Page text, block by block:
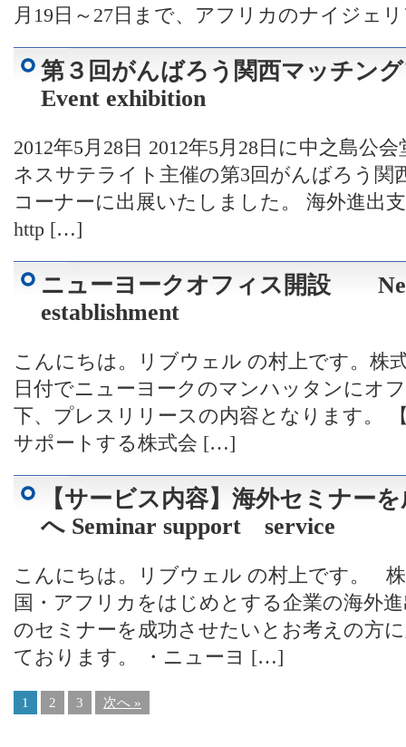
月19日～27日まで、アフリカのナイジェ
第３回がんばろう関西マッチン
Event exhibition
2012年5月28日 2012年5月28日に中之島公
ネスサテライト主催の第3回がんばろう関
コーナーに出展いたしました。 海外進出
http […]
ニューヨークオフィス開設
establishment
こんにちは。リブウェル の村上です。株
日付でニューヨークのマンハッタンにオ
下、プレスリリースの内容となります。
サポートする株式会 […]
【サービス内容】海外セミナー
へ Seminar support service
こんにちは。リブウェル の村上です。
国・アフリカをはじめとする企業の海外
のセミナーを成功させたいとお考えの方
ております。 ・ニューヨ […]
1 2 3 次へ »